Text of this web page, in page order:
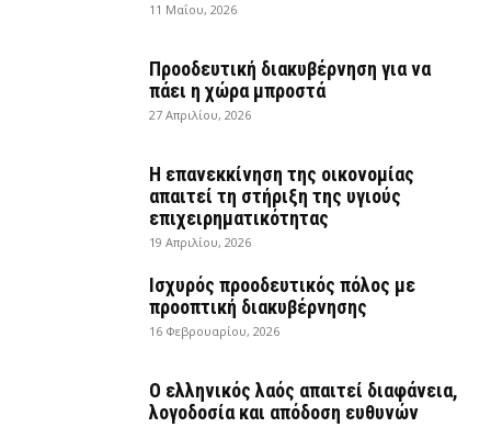
11 Μαΐου, 2026
Προοδευτική διακυβέρνηση για να
πάει η χώρα μπροστά
27 Απριλίου, 2026
Η επανεκκίνηση της οικονομίας
απαιτεί τη στήριξη της υγιούς
επιχειρηματικότητας
19 Απριλίου, 2026
Ισχυρός προοδευτικός πόλος με
προοπτική διακυβέρνησης
16 Φεβρουαρίου, 2026
Ο ελληνικός λαός απαιτεί διαφάνεια,
λογοδοσία και απόδοση ευθυνών